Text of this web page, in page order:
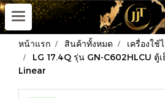
หน้าแรก สินค้าทั้งหมด เครื่องใช้
LG 17.4Q รุ่น GN-C602HLCU ตู้
Linear